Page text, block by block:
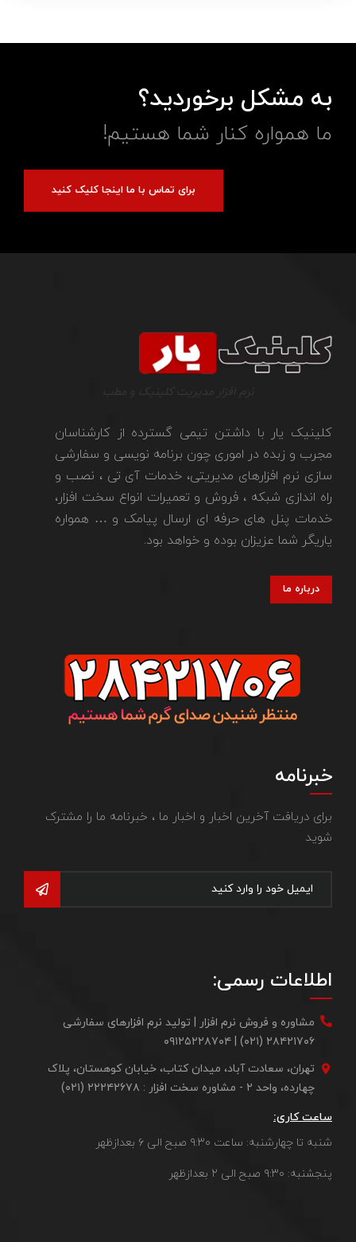
به مشکل برخوردید؟
ما همواره کنار شما هستیم!
برای تماس با ما اینجا کلیک کنید
کلینیک یار با داشتن تیمی گسترده از کارشناسان
مجرب و زبده در اموری چون برنامه نویسی و سفارشی
سازی نرم افزارهای مدیریتی، خدمات آی تی ، نصب و
راه اندازی شبکه ، فروش و تعمیرات انواع سخت افزار،
خدمات پنل های حرفه ای ارسال پیامک و … همواره
یاریگر شما عزیزان بوده و خواهد بود.
درباره ما
خبرنامه
برای دریافت آخرین اخبار و اخبار ما ، خبرنامه ما را مشترک
شوید
اطلاعات رسمی:
مشاوره و فروش نرم افزار | تولید نرم افزارهای سفارشی
۲۸۴۲۱۷۰۶ (۰۲۱) | ۰۹۱۲۵۲۲۸۷۰۴
تهران، سعادت آباد، میدان کتاب، خیابان کوهستان، پلاک
چهارده، واحد ۲ - مشاوره سخت افزار : ۲۲۲۴۲۶۷۸ (۰۲۱)
ساعت کاری:
شنبه تا چهارشنبه: ساعت ۹:۳۰ صبح الی ۶ بعدازظهر
پنجشنبه: ۹:۳۰ صبح الی ۲ بعدازظهر